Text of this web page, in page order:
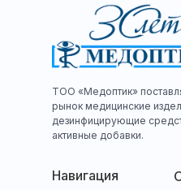
Навигация
ТОО «Медоптик»
рынок медицинские
дезинфицирующие
активные добавки.